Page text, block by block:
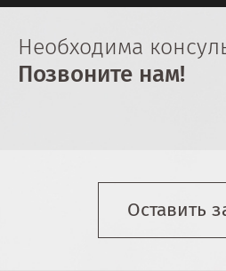
Необходима
Позвоните нам!
Оставить